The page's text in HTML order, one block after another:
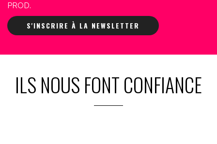
PROD.
S'INSCRIRE À LA NEWSLETTER
ILS NOUS FONT CONFIANCE